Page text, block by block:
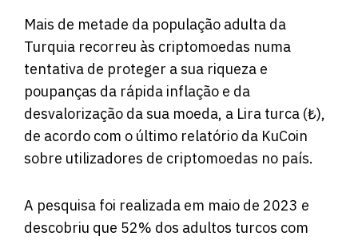
Mais de metade da população adulta da
Turquia recorreu às criptomoedas numa
tentativa de proteger a sua riqueza e
poupanças da rápida inflação e da
desvalorização da sua moeda, a Lira turca (₺),
de acordo com o último relatório da KuCoin
sobre utilizadores de criptomoedas no país.
A pesquisa foi realizada em maio de 2023 e
descobriu que 52% dos adultos turcos com